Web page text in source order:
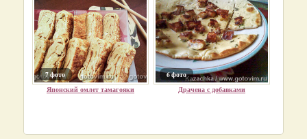
7 фото
Японский омлет тамагояки
6 фото
Драчена с добавками